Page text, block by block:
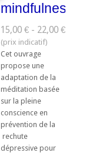
mindfulness
15,00 € - 22,00 €
Cet ouvrage
propose une
adaptation de la
méditation basée
sur la pleine
conscience en
prévention de la
rechute
dépressive pour